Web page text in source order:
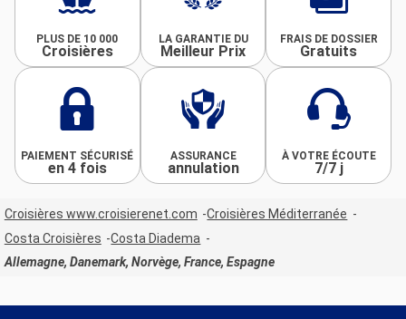
PLUS DE 10 000
Croisières
LA GARANTIE DU
Meilleur Prix
FRAIS DE DOSSIER
Gratuits
PAIEMENT SÉCURISÉ
en 4 fois
ASSURANCE
annulation
À VOTRE ÉCOUTE
7/7 j
Croisières www.croisierenet.com
Croisières Méditerranée
Costa Croisières
Costa Diadema
Allemagne, Danemark, Norvège, France, Espagne